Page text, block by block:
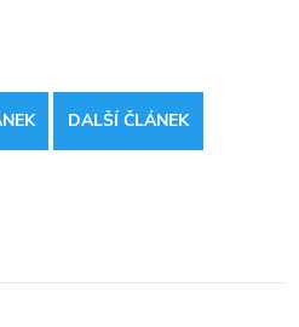
DALŠÍ ČLÁNEK